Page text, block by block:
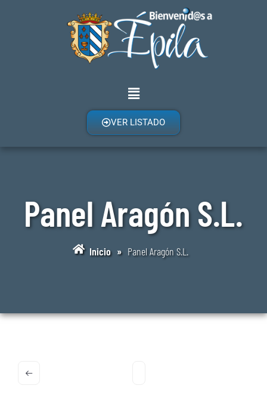
VER LISTADO
Panel Aragón S.L.
Inicio » Panel Aragón S.L.